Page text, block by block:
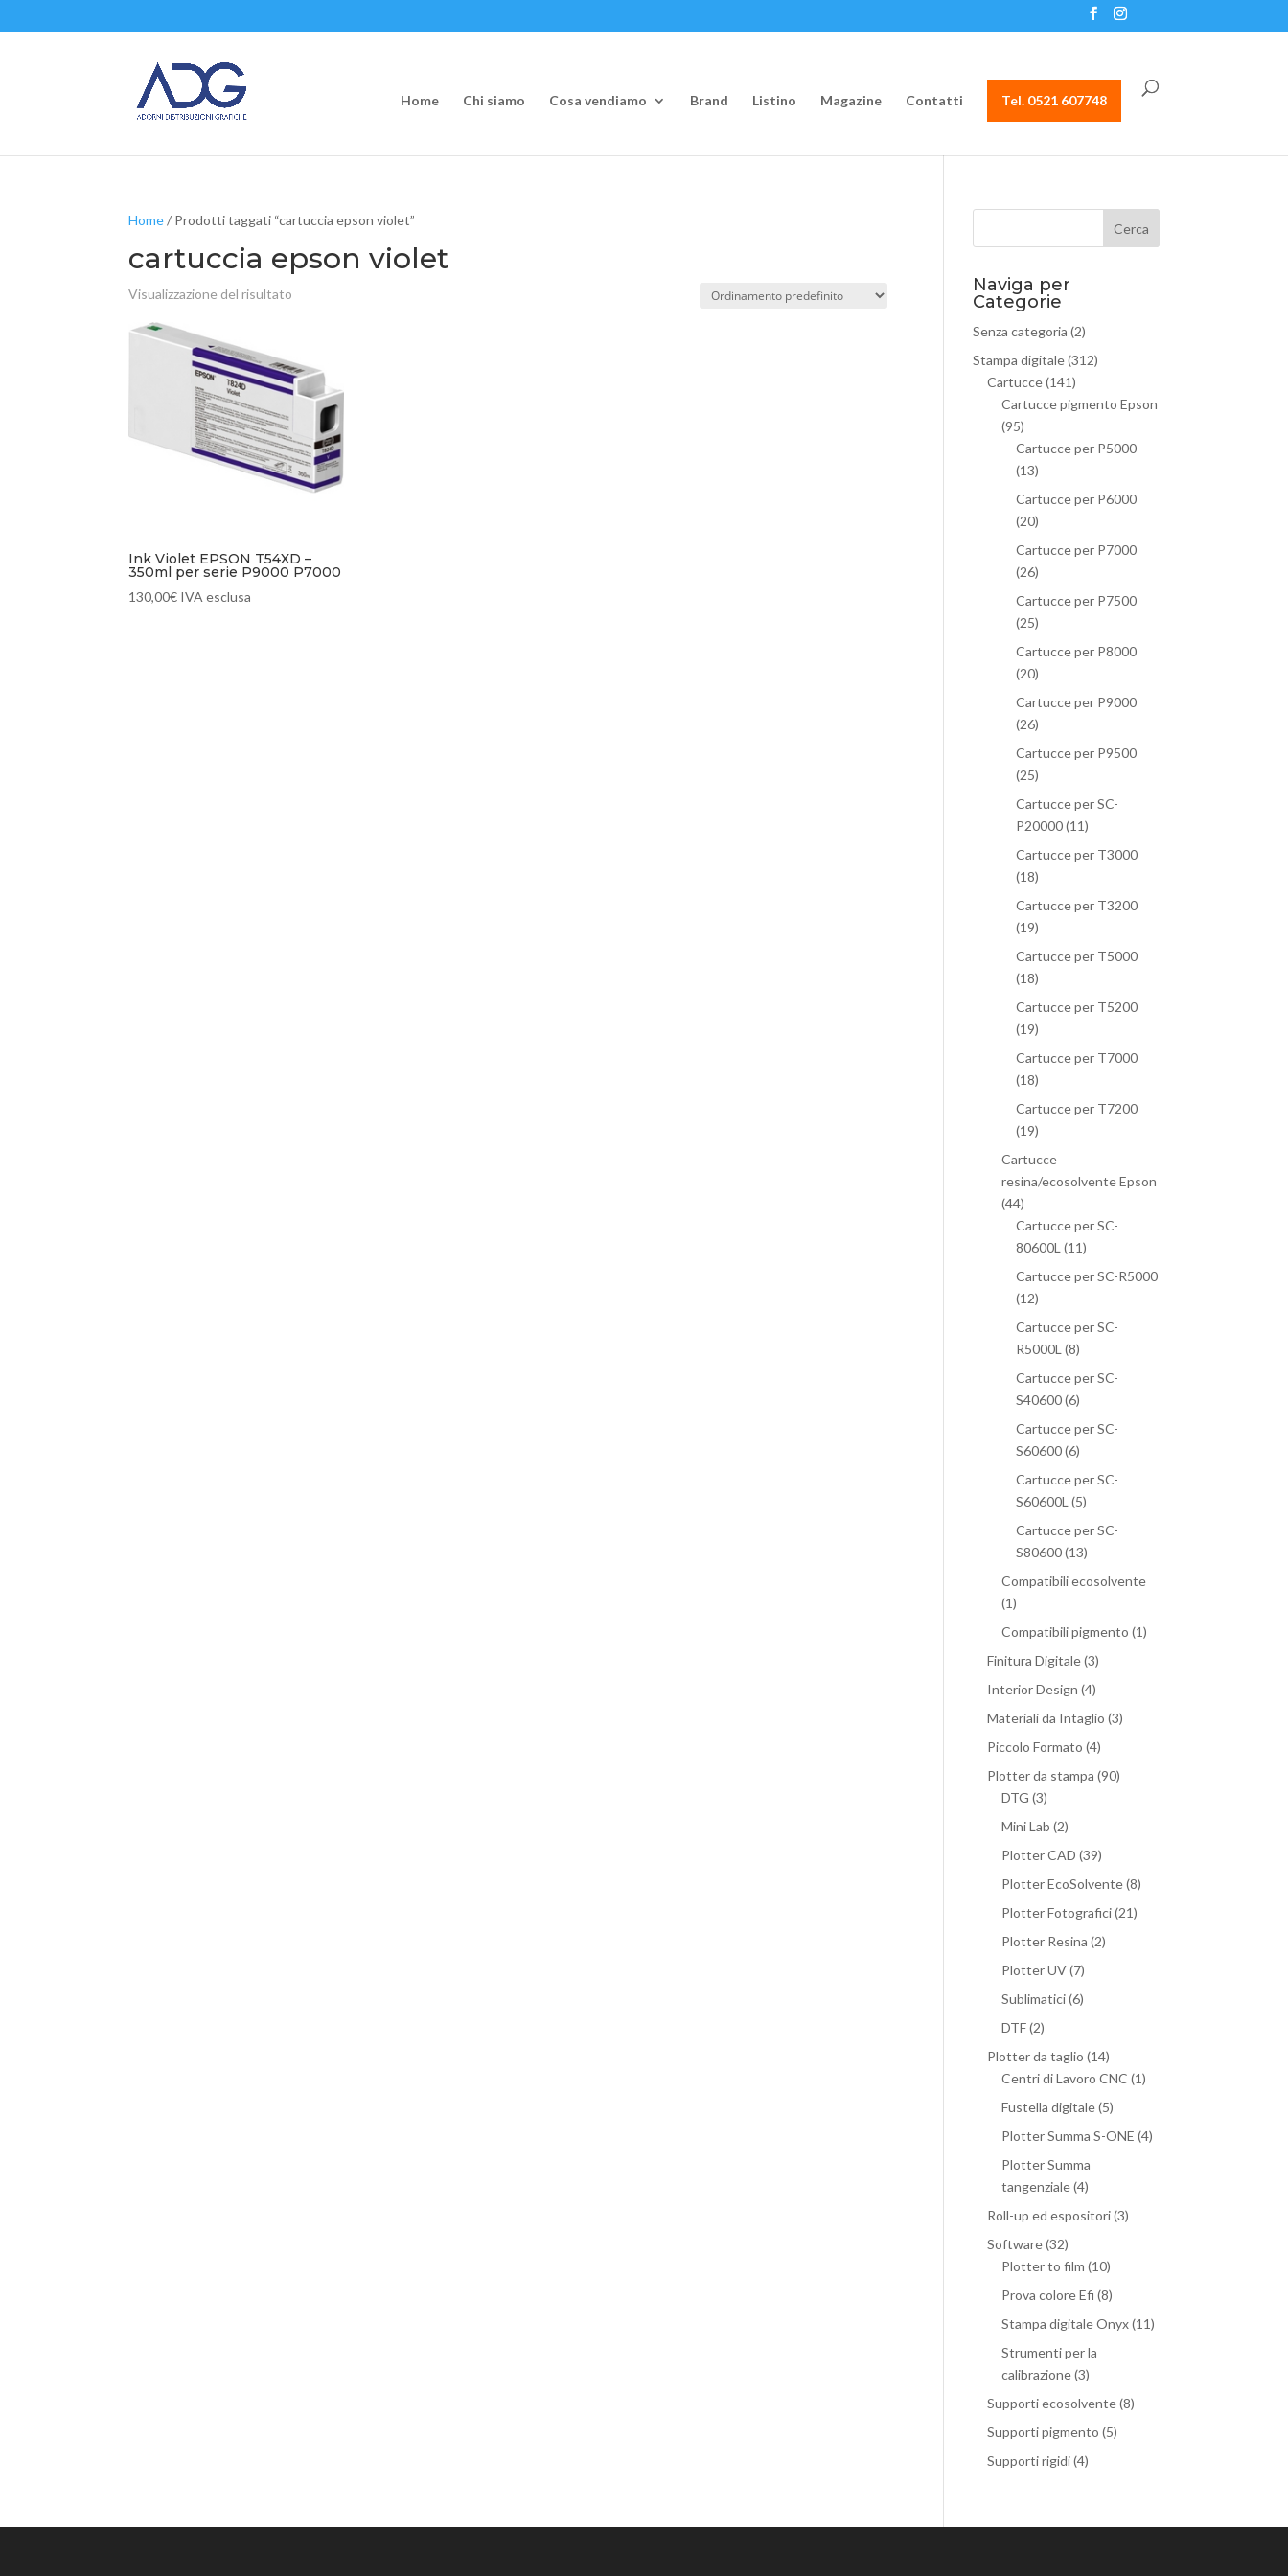
Home Chi siamo Cosa vendiamo Brand Listino Magazine Contatti Tel. 0521 607748
Home/ Prodotti taggati “cartuccia epson violet”
cartuccia epson violet
Visualizzazione del risultato
Ink Violet EPSON T54XD –
350ml per serie P9000 P7000
130,00€ IVA esclusa
Naviga per
Categorie
Senza categoria (2)
Stampa digitale(312)
Cartucce(141)
Cartucce pigmento Epson
(95)
Cartucce per P5000
(13)
Cartucce per P6000
(20)
Cartucce per P7000
(26)
Cartucce per P7500
(25)
Cartucce per P8000
(20)
Cartucce per P9000
(26)
Cartucce per P9500
(25)
Cartucce per SC-
P20000(11)
Cartucce per T3000
(18)
Cartucce per T3200
(19)
Cartucce per T5000
(18)
Cartucce per T5200
(19)
Cartucce per T7000
(18)
Cartucce per T7200
(19)
Cartucce
resina/ecosolvente Epson
(44)
Cartucce per SC-
80600L (11)
Cartucce per SC-R5000
(12)
Cartucce per SC-
R5000L (8)
Cartucce per SC-
S40600(6)
Cartucce per SC-
S60600(6)
Cartucce per SC-
S60600L (5)
Cartucce per SC-
S80600(13)
Compatibili ecosolvente
(1)
Compatibili pigmento (1)
Finitura Digitale(3)
Interior Design (4)
Materiali da Intaglio (3)
Piccolo Formato (4)
Plotter da stampa (90)
DTG (3)
Mini Lab (2)
Plotter CAD (39)
Plotter EcoSolvente(8)
Plotter Fotografici(21)
Plotter Resina (2)
Plotter UV(7)
Sublimatici(6)
DTF(2)
Plotter da taglio (14)
Centri di Lavoro CNC (1)
Fustella digitale(5)
Plotter Summa S-ONE (4)
Plotter Summa
tangenziale(4)
Roll-up ed espositori(3)
Software(32)
Plotter to film (10)
Prova colore Efi (8)
Stampa digitale Onyx(11)
Strumenti per la
calibrazione(3)
Supporti ecosolvente(8)
Supporti pigmento (5)
Supporti rigidi(4)